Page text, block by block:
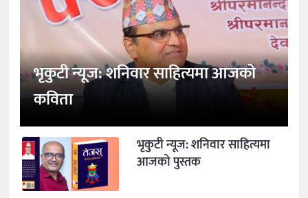
भृकुटी न्यूज: शनिवार साहित्यमा आजको
कविता
भृकुटी न्यूज: शनिवार साहित्यमा
आजको पुस्तक